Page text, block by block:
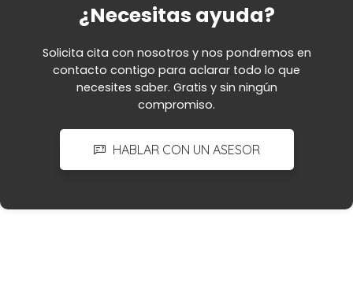
¿Necesitas ayuda?
Solicita cita con nosotros y nos pondremos en
contacto contigo para aclarar todo lo que
necesites saber. Gratis y sin ningún
compromiso.
HABLAR CON UN ASESOR